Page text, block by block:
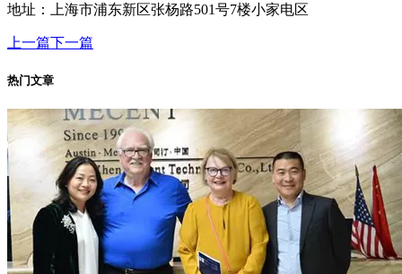
地址：上海市浦东新区张杨路501号7楼小家电区
上一篇下一篇
热门文章